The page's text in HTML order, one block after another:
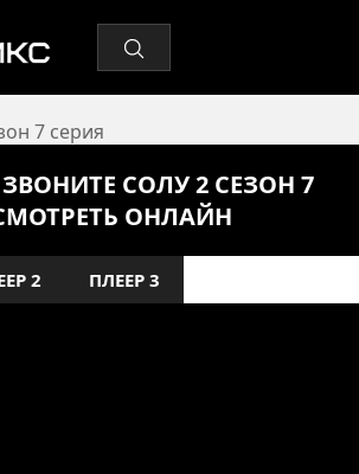
7 серия
СОЛУ 2 СЕЗОН 7
ОНЛАЙН
2 ПЛЕЕР 3